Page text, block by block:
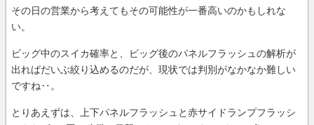
その日の営業から考えてもその可能性が一番高いのかもしれな
い。
ビッグ中のスイカ確率と、ビッグ後のパネルフラッシュの解析が
出ればだいぶ絞り込めるのだが、現状では判別がなかなか難しい
ですね‥。
とりあえずは、上下パネルフラッシュと赤サイドランプフラッシ